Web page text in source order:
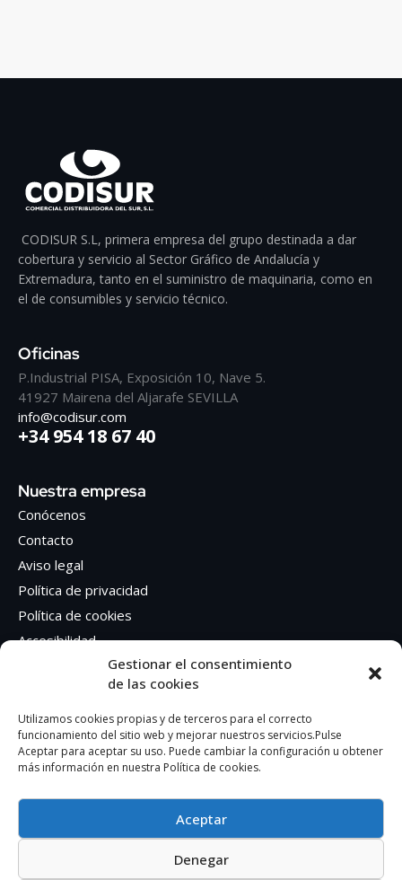
Gestionar el consentimiento
de las cookies
Utilizamos cookies propias y de terceros para el correcto
funcionamiento del sitio web y mejorar nuestros servicios.Pulse
Aceptar para aceptar su uso. Puede cambiar la configuración u obtener
más información en nuestra Política de cookies.
Aceptar
Denegar
CODISUR S.L, primera empresa del grupo destinada a dar
cobertura y servicio al Sector Gráfico de Andalucía y
Extremadura, tanto en el suministro de maquinaria, como en
el de consumibles y servicio técnico.
Oficinas
P.Industrial PISA, Exposición 10, Nave 5.
41927 Mairena del Aljarafe SEVILLA
info@codisur.com
+34 954 18 67 40
Nuestra empresa
Conócenos
Contacto
Aviso legal
Política de privacidad
Política de cookies
Accesibilidad
Síguenos en Redes sociales
Facebook
Instagram